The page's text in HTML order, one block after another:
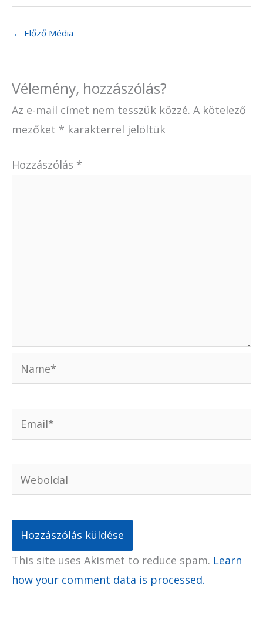
← Előző Média
Vélemény, hozzászólás?
Az e-mail címet nem tesszük közzé. A kötelező
mezőket * karakterrel jelöltük
Hozzászólás *
Name*
Email*
Weboldal
This site uses Akismet to reduce spam. Learn
how your comment data is processed.